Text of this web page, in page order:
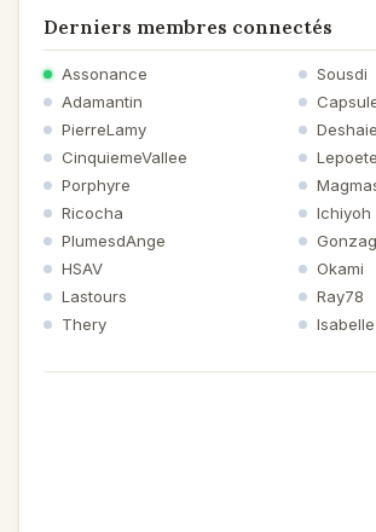
Derniers membres connectés
Assonance
Sousdi
Adamantin
PierreLamy
CinquiemeVallee
Lepoete
Porphyre
Ricocha
Ichiyoh
PlumesdAnge
HSAV
Okami
Lastours
Ray78
Thery
Isabelle